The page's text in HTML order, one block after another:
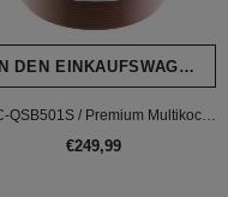
IN DEN EINKAUFSWAGEN
CMC-QSB501S / Premium Multikocher ICOOK Q5
€249,99